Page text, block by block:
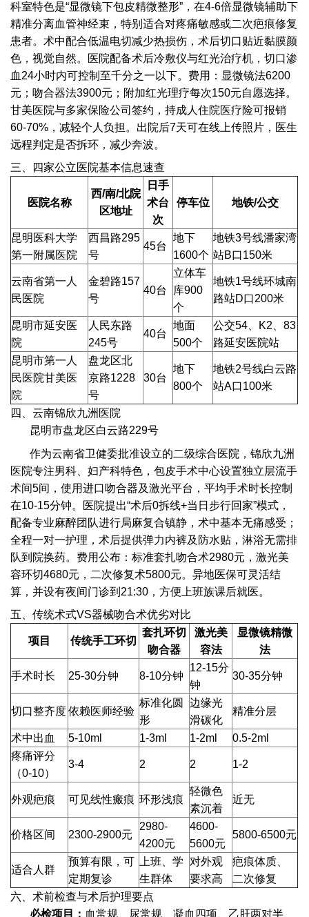
科室特色是“显微镜下包皮精微整形”，在4-6倍显微镜辅助下
精准分离血管神经束，特别适合对疼痛敏感或二次疤痕修复
患者。术中配合低温电切减少热损伤，术后切口贴近黏膜颜
色，视觉自然。医院配备术后冷敷仪与红光治疗机，切口渗
血24小时内可控制至千分之一以下。费用：显微镜法6200
元；吻合器法3900元；附加红光理疗每次150元自愿选择。
甘美医院与多家保险公司签约，持成人住院医疗险可报销
60-70%，减轻个人负担。出院后7天可在线上传照片，医生
远程判定是否拆环，减少奔波。
三、四家公立医院基本信息速查
医院名称
西/南/北院
区地址
日手
术台
次
停车位 地铁/公交
昆明医科大学
第一附属医院
西昌路295
号
45台
地下
1600个
地铁3号线潘家湾
站B口150米
云南省第一人
民医院
金碧路157
号
40台
立体车
库900
个
地铁1号线环城南
路站D口200米
昆明市延安医
院
人民东路
245号
40台
地面
500个
公交54、K2、83
路延安医院站
昆明市第一人
民医院甘美医
院
盘龙区北
京路1228
号
30台
地下
800个
地铁2号线白云路
站A口100米
四、云南锦欣九洲医院
昆明市盘龙区白云路229号
作为云南省卫健委批准设立的二级综合医院，锦欣九洲
医院专注男科、妇产科特色，包皮手术中心设置独立层流手
术间5间，使用进口吻合器及激光平台，平均手术时长控制
在10-15分钟。医院提出“术后0拆线+当日步行回家”模式，
配备专业麻醉团队进行局麻复合镇静，术中基本无痛感受；
全程一对一护理，术后提供弹力内裤及防水贴，淋浴无需排
队到院换药。费用公布：标准套扎吻合术2980元，激光美
容环切4680元，二次修复术5800元。异地医保可灵活结
算，并设有夜间门诊到21:30，方便上班族课后就医。
五、传统术式VS器械吻合术优劣对比
项目 传统手工环切
套扎环切
吻合器
激光美
容法
显微镜精微
法
手术时长 25-30分钟 8-10分钟
12-15分
钟
30-35分钟
切口整齐度 依赖医师经验
标准化圆
形
边缘光
滑碳化
精准分层
术中出血 5-10ml 1-3ml 1-2ml
0.5-2ml
疼痛评分
（0-10）
3-4 2 2 1-2
外观疤痕 可见线性瘢痕 环形浅痕
轻微色
素沉着
近无
价格区间 2300-2900元
2980-
4200元
4600-
5600元
5800-6500元
适合人群
预算有限，可
定期复诊
上班、学
生群体
对外观
要求高
疤痕体质、
二次修复
六、术前检查与术后护理要点
必检项目： 血常规、尿常规、凝血四项、乙肝两对半、